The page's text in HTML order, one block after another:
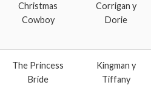
Christmas
Cowboy
Corrigan y
Dorie
The Princess
Bride
Kingman y
Tiffany